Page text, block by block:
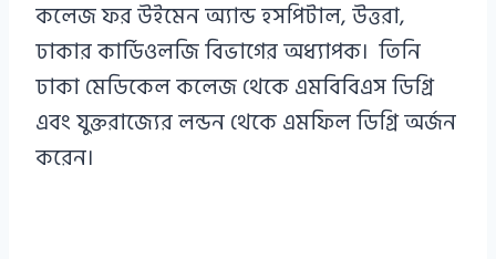
কলেজ ফর উইমেন অ্যান্ড হসপিটাল, উত্তরা,
ঢাকার কার্ডিওলজি বিভাগের অধ্যাপক। তিনি
ঢাকা মেডিকেল কলেজ থেকে এমবিবিএস ডিগ্রি
এবং যুক্তরাজ্যের লন্ডন থেকে এমফিল ডিগ্রি অর্জন
করেন।